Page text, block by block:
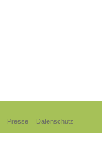
Presse Datenschutz